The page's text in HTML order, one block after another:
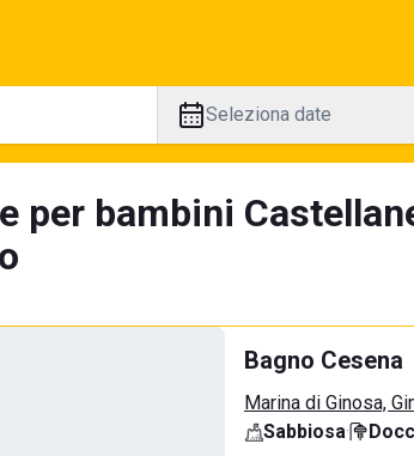
Seleziona date
per bambini
Bagno Cesena
Marina di Ginosa,
Sabbiosa·